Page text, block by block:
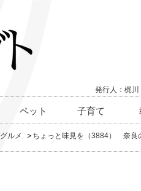
発行人：梶川
ペット 子育て
グルメ ちょっと味見を（3884） 奈良